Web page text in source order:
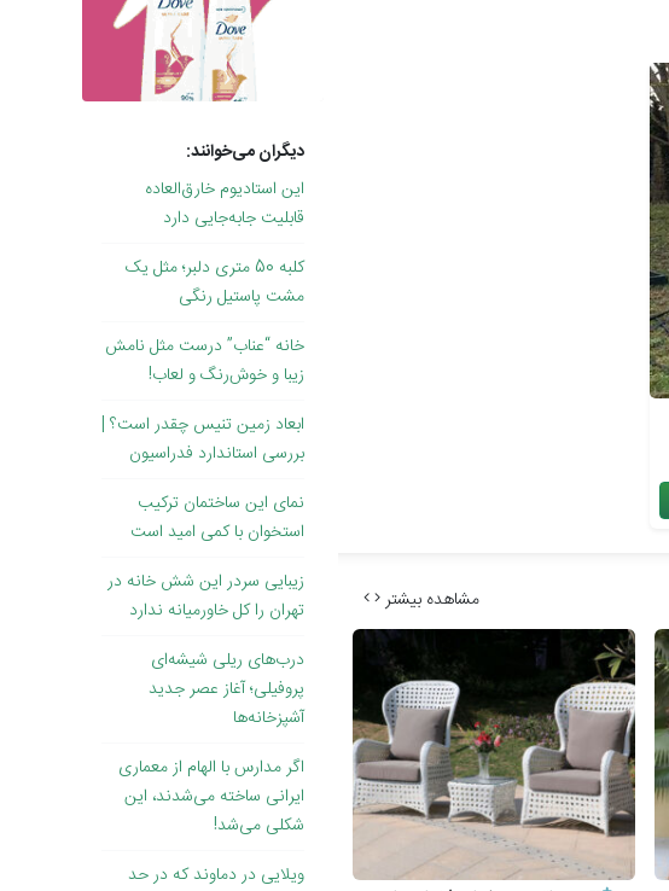
مشاهده بیشتر
دیگران می‌خوانند:
این استادیوم خارق‌العاده
قابلیت جابه‌جایی دارد
کلبه 50 متری دلبر؛ مثل یک
مشت پاستیل رنگی
خانه “عناب” درست مثل نامش
زیبا و خوش‌رنگ و لعاب!
ابعاد زمین تنیس چقدر است؟ |
بررسی استاندارد‌ فدراسیون
نمای این ساختمان ترکیب
استخوان با کمی امید است
زیبایی سردر این شش خانه در
تهران را کل خاورمیانه ندارد
درب‌های ریلی شیشه‌ای
پروفیلی؛ آغاز عصر جدید
آشپزخانه‌ها
اگر مدارس با الهام از معماری
ایرانی ساخته می‌شدند، این
شکلی می‌شد!
ویلایی در دماوند که در حد